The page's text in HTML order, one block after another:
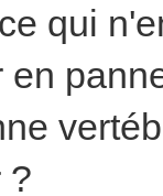
qui
?